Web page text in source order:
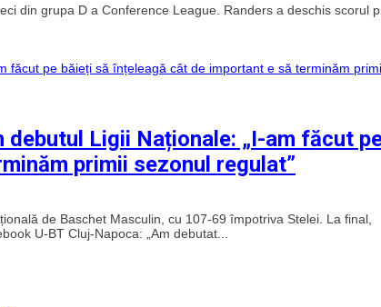
din grupa D a Conference League. Randers a deschis scorul
Ligii Naționale: „I-am făcut
primii sezonul regulat”
de Baschet Masculin, cu 107-69 împotriva Stelei. La final,
U-BT Cluj-Napoca: „Am debutat...